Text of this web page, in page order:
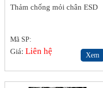
Thảm chống mỏi chân ESD
Mã SP:
Giá:Liên hệ Xem